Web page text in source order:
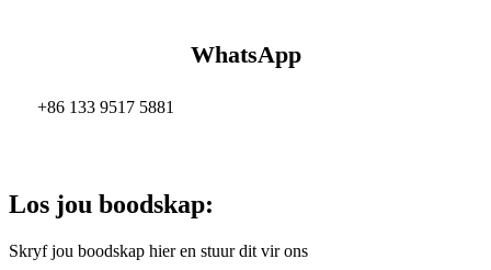
WhatsApp
+86 133 9517 5881
Los jou boodskap:
Skryf jou boodskap hier en stuur dit vir ons